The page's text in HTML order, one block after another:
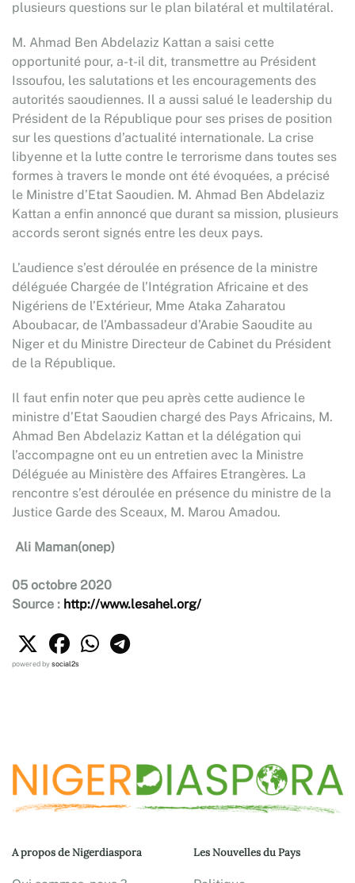
plusieurs questions sur le plan bilatéral et multilatéral.
M. Ahmad Ben Abdelaziz Kattan a saisi cette
opportunité pour, a-t-il dit, transmettre au Président
Issoufou, les salutations et les encouragements des
autorités saoudiennes. Il a aussi salué le leadership du
Président de la République pour ses prises de position
sur les questions d’actualité internationale. La crise
libyenne et la lutte contre le terrorisme dans toutes ses
formes à travers le monde ont été évoquées, a précisé
le Ministre d’Etat Saoudien. M. Ahmad Ben Abdelaziz
Kattan a enfin annoncé que durant sa mission, plusieurs
accords seront signés entre les deux pays.
L’audience s’est déroulée en présence de la ministre
déléguée Chargée de l’Intégration Africaine et des
Nigériens de l’Extérieur, Mme Ataka Zaharatou
Aboubacar, de l’Ambassadeur d’Arabie Saoudite au
Niger et du Ministre Directeur de Cabinet du Président
de la République.
Il faut enfin noter que peu après cette audience le
ministre d’Etat Saoudien chargé des Pays Africains, M.
Ahmad Ben Abdelaziz Kattan et la délégation qui
l’accompagne ont eu un entretien avec la Ministre
Déléguée au Ministère des Affaires Etrangères. La
rencontre s’est déroulée en présence du ministre de la
Justice Garde des Sceaux, M. Marou Amadou.
Ali Maman(onep)
05 octobre 2020
Source : http://www.lesahel.org/
powered bysocial2s
A propos de Nigerdiaspora Les Nouvelles du Pays